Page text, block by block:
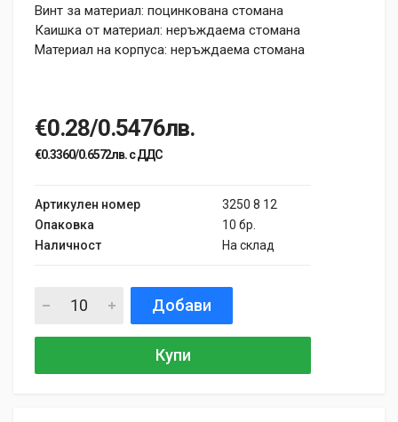
Винт за материал: поцинкована стомана
Каишка от материал: неръждаема стомана
Материал на корпуса: неръждаема стомана
€0.28/0.5476лв.
€0.3360/0.6572лв. с ДДС
Артикулен номер
3250 8 12
Опаковка
10 бр.
Наличност
На склад
Добави
Купи